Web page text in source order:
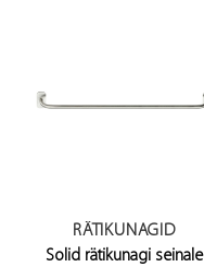
RÄTIKUNAGID
Solid rätikunagi seinale